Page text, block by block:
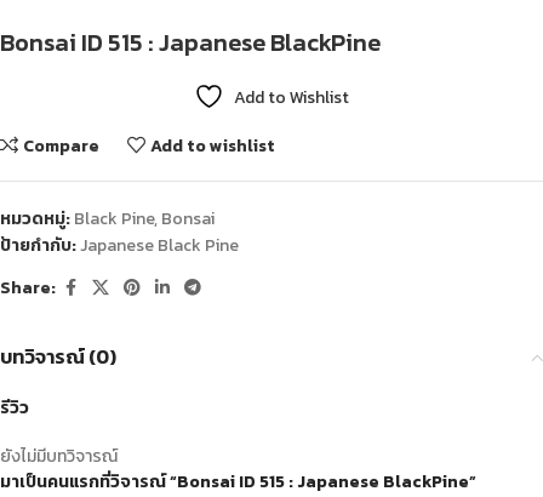
Bonsai ID 515 : Japanese BlackPine
Add to Wishlist
Compare
Add to wishlist
หมวดหมู่:Black Pine,Bonsai
ป้ายกำกับ:Japanese Black Pine
Share:
บทวิจารณ์ (0)
รีวิว
ยังไม่มีบทวิจารณ์
มาเป็นคนแรกที่วิจารณ์ “Bonsai ID 515 : Japanese BlackPine”